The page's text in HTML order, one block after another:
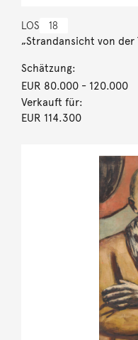
LOS 18
„Strandansicht von der
Schätzung:
EUR 80.000- 120.000
Verkauft für:
EUR 114.300